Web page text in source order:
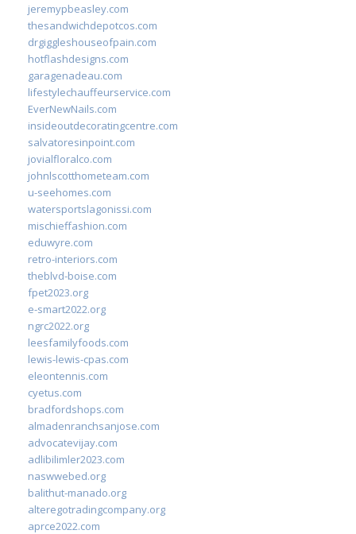
jeremypbeasley.com
thesandwichdepotcos.com
drgiggleshouseofpain.com
hotflashdesigns.com
garagenadeau.com
lifestylechauffeurservice.com
EverNewNails.com
insideoutdecoratingcentre.com
salvatoresinpoint.com
jovialfloralco.com
johnlscotthometeam.com
u-seehomes.com
watersportslagonissi.com
mischieffashion.com
eduwyre.com
retro-interiors.com
theblvd-boise.com
fpet2023.org
e-smart2022.org
ngrc2022.org
leesfamilyfoods.com
lewis-lewis-cpas.com
eleontennis.com
cyetus.com
bradfordshops.com
almadenranchsanjose.com
advocatevijay.com
adlibilimler2023.com
naswwebed.org
balithut-manado.org
alteregotradingcompany.org
aprce2022.com